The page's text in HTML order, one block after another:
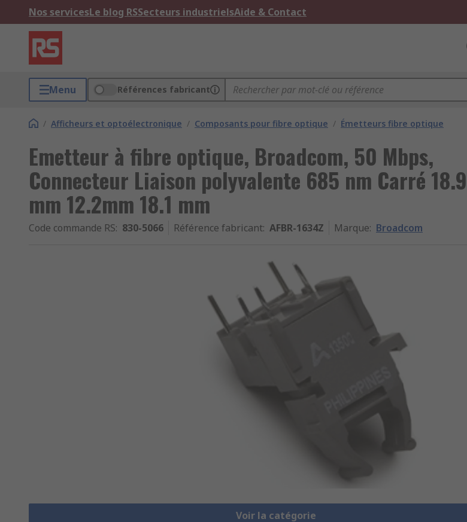
Nos servicesLe blog RSSecteurs industrielsAide & Contact
Menu Références fabricant
/ Afficheurs et optoélectronique / Composants pour fibre optique / Émetteurs fibre optique
Emetteur à fibre optique, Broadcom, 50 Mbps,
Connecteur Liaison polyvalente 685 nm Carré 18.9
mm 12.2mm 18.1 mm
Code commande RS: 830-5066 Référence fabricant: AFBR-1634Z Marque: Broadcom
Voir la catégorie